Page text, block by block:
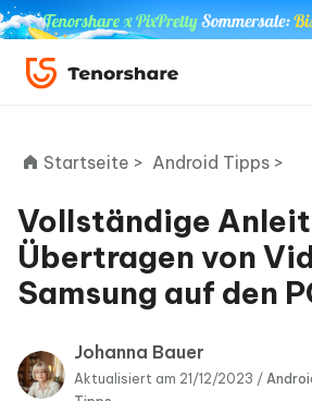
ReiBoot
for iOS
PDF
Editor
Neu
Startseite > Android Tipps >
Vollständige
Übertragen von
Samsung auf den
Johanna Bauer
Aktualisiert am 21/12/2023 /